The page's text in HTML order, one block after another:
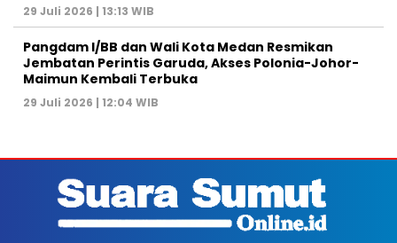
29 Juli 2026 | 13:13 WIB
Pangdam I/BB dan Wali Kota Medan Resmikan
Jembatan Perintis Garuda, Akses Polonia-Johor-
Maimun Kembali Terbuka
29 Juli 2026 | 12:04 WIB